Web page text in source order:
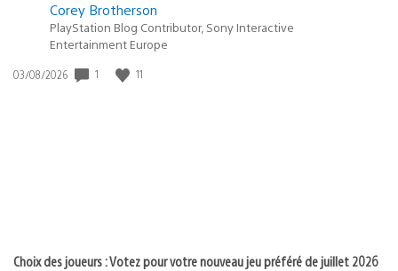
Corey Brotherson
PlayStation Blog Contributor, Sony Interactive
Entertainment Europe
Date
03/08/2026 1 11
Choix des joueurs : Votez pour votre nouveau jeu préféré de juillet 2026